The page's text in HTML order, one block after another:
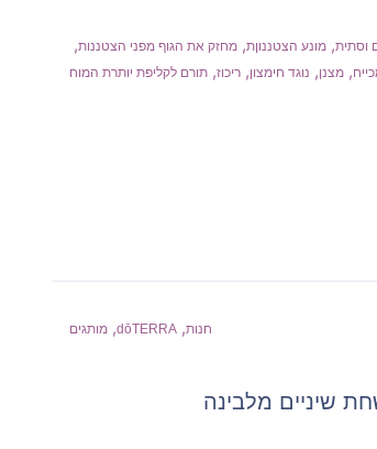
וסתית, מונע הצטננוןת, מחזק את הגוף מפני הצטננות,
, מצנן, נוגד חימצון, ריכוז, תורם לקליפת יותרת המוח
חנות,
dōTERRA
, מותגים